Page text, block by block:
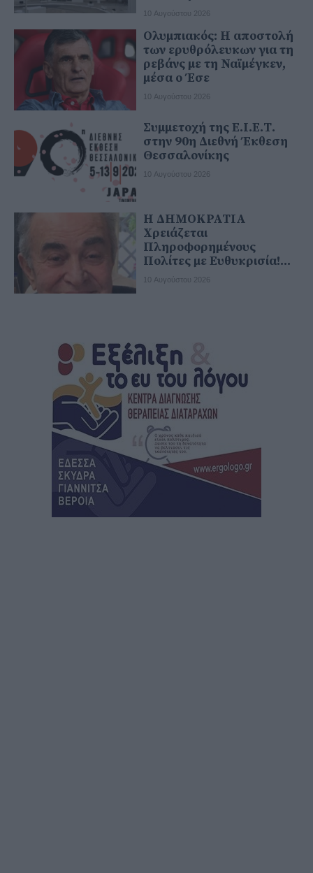
10 Αυγούστου 2026
Ολυμπιακός: Η αποστολή
των ερυθρόλευκων για τη
ρεβάνς με τη Ναϊμέγκεν,
μέσα ο Έσε
10 Αυγούστου 2026
Συμμετοχή της Ε.Ι.Ε.Τ.
στην 90η Διεθνή Έκθεση
Θεσσαλονίκης
10 Αυγούστου 2026
Η ΔΗΜΟΚΡΑΤΙΑ
Χρειάζεται
Πληροφορημένους
Πολίτες με Ευθυκρισία!...
10 Αυγούστου 2026